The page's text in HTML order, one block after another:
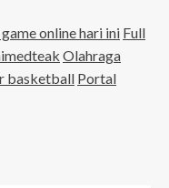
online hari ini Full
Olahraga
basketball Portal